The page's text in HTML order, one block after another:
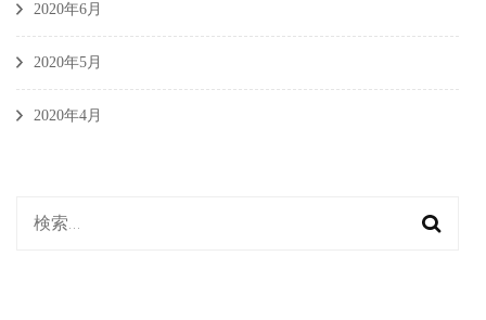
2020年6月
2020年5月
2020年4月
検